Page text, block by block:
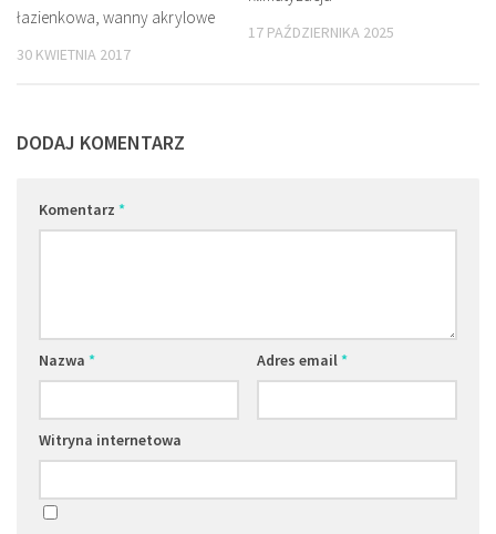
łazienkowa, wanny akrylowe
30 KWIETNIA 2017
17 PAŹDZIERNIKA 2025
DODAJ KOMENTARZ
Komentarz *
Nazwa * Adres email*
Witryna internetowa